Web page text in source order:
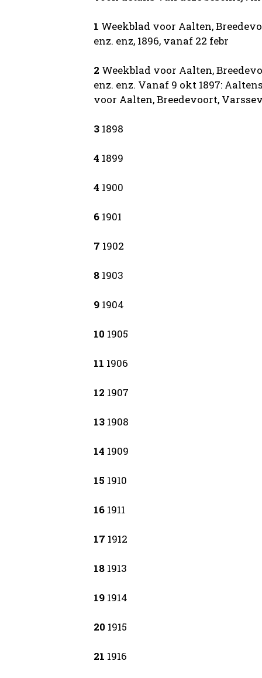
1 Weekblad voor Aalten,
enz. enz, 1896, vanaf 22 febr
2 Weekblad voor Aalten,
enz. enz. Vanaf 9 okt 1897:
voor Aalten, Breedevoort,
3 1898
4 1899
4 1900
6 1901
7 1902
8 1903
9 1904
10 1905
11 1906
12 1907
13 1908
14 1909
15 1910
16 1911
17 1912
18 1913
19 1914
20 1915
21 1916